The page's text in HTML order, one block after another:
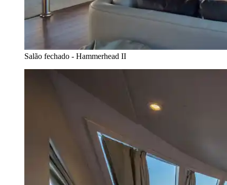
Salão fechado - Hammerhead II